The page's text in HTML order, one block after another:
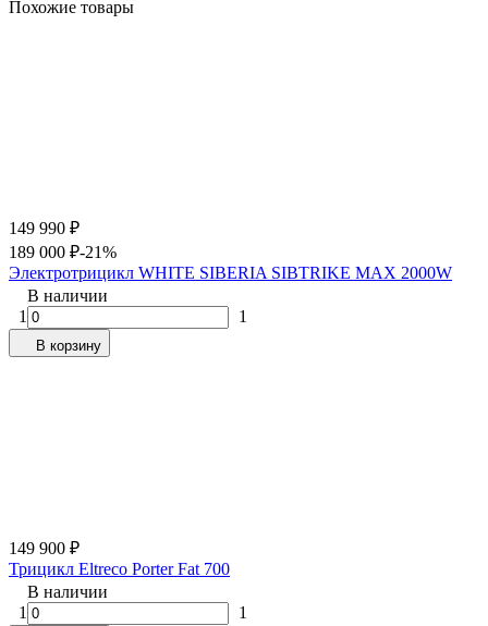
Похожие товары
149 990 ₽
189 000 ₽-21%
Электротрицикл WHITE SIBERIA SIBTRIKE MAX 2000W
В наличии
1
1
В корзину
149 900 ₽
Трицикл Eltreco Porter Fat 700
В наличии
1
1